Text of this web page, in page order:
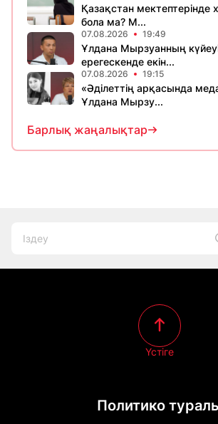
Қазақстан мектептерінде
бола ма? М...
07.08.2026 19:49
Ұлдана Мырзуанның
ерегескенде екін...
07.08.2026 19:15
«Әділеттің арқасында
Ұлдана Мырзу...
Барлық жаңалықтар
Политико
Үстіге